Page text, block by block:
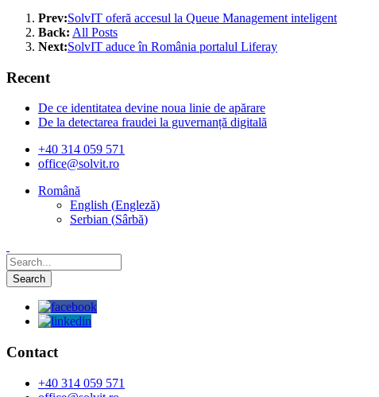
Prev:SolvIT oferă accesul la Queue Management inteligent
Back: All Posts
Next:SolvIT aduce în România portalul Liferay
Recent
De ce identitatea devine noua linie de apărare
De la detectarea fraudei la guvernanță digitală
+40 314 059 571
office@solvit.ro
Română
English (Engleză)
Serbian (Sârbă)
Contact
+40 314 059 571